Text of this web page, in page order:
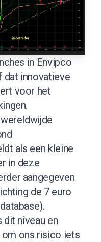
in Envipco
dat innovatieve
voor het
als een kleine
in deze
aangegeven
de 7 euro
.
dit niveau en
ons risico iets